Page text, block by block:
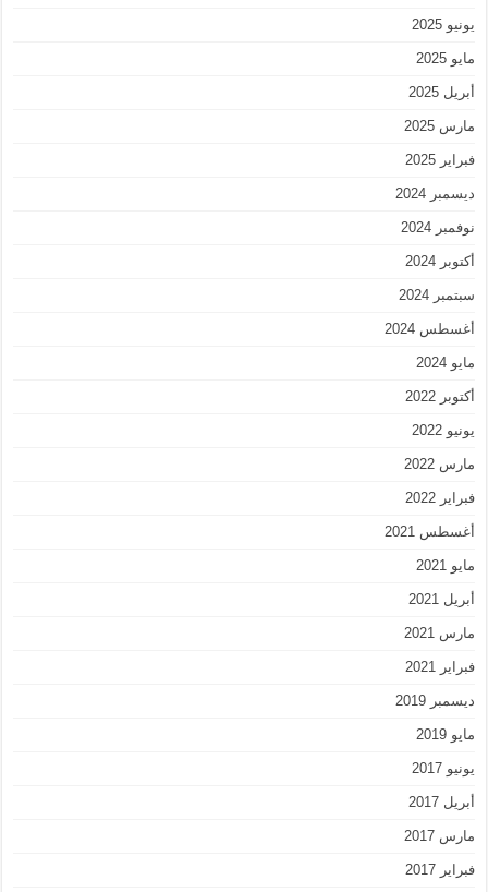
يونيو 2025
مايو 2025
أبريل 2025
مارس 2025
فبراير 2025
ديسمبر 2024
نوفمبر 2024
أكتوبر 2024
سبتمبر 2024
أغسطس 2024
مايو 2024
أكتوبر 2022
يونيو 2022
مارس 2022
فبراير 2022
أغسطس 2021
مايو 2021
أبريل 2021
مارس 2021
فبراير 2021
ديسمبر 2019
مايو 2019
يونيو 2017
أبريل 2017
مارس 2017
فبراير 2017